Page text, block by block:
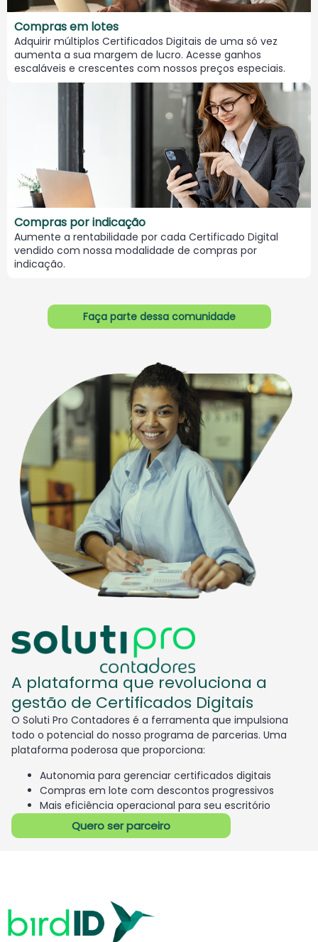
Compras em lotes
Adquirir múltiplos Certificados Digitais de uma só vez
aumenta a sua margem de lucro. Acesse ganhos
escaláveis e crescentes com nossos preços especiais.
Compras por indicação
Aumente a rentabilidade por cada Certificado Digital
vendido com nossa modalidade de compras por
indicação.
Faça parte dessa comunidade
A plataforma que revoluciona a
gestão de Certificados Digitais
O Soluti Pro Contadores é a ferramenta que impulsiona
todo o potencial do nosso programa de parcerias. Uma
plataforma poderosa que proporciona:
Autonomia para gerenciar certificados digitais
Compras em lote com descontos progressivos
Mais eficiência operacional para seu escritório
Quero ser parceiro